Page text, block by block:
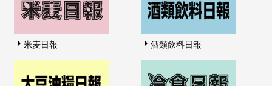
米麦日報 酒類飲料日報